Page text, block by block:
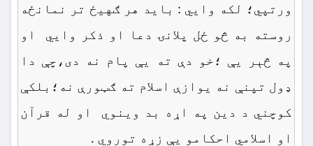
ورتپي؛ لکه وایي : باید هر ګهیځ تر نمانځه
روسته به څو ځل پلانۍ دعا او ذکر وایي او
په څېر یې ؛خو دې ته یې پام نه دی،چې دا
ډول تپنې نه یوازې اسلام ته ګټورې نه؛بلکې
کوچني د دین په اړه بد وینوي او له قرآن
او اسلامي احکامو یې زړه توروي .